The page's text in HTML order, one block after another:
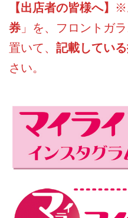
【出店者の皆様へ】 ※
券 」を、フロントガ
置いて、 記載してい
さい。